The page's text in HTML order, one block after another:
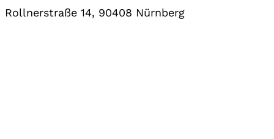
Rollnerstraße 14, 90408 Nürnberg